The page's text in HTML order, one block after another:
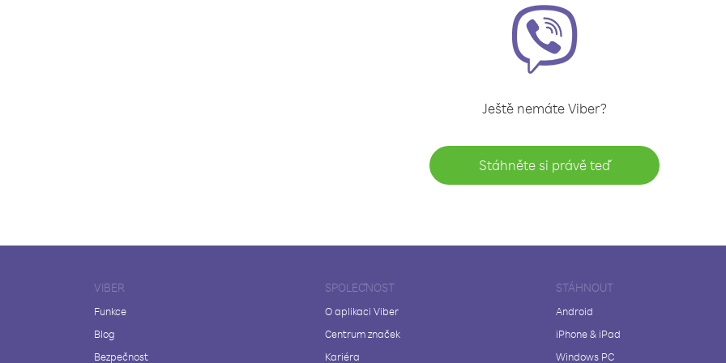
Ještě nemáte Viber?
Stáhněte si právě teď
VIBER
Funkce
Blog
Bezpečnost
SPOLEČNOST
O aplikaci Viber
Centrum značek
Kariéra
STÁHNOUT
Android
iPhone & iPad
Windows PC